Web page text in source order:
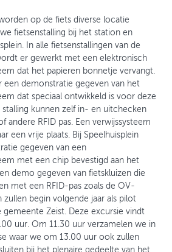
op de fiets diverse locatie
fietsenstalling bij het station en
In alle fietsenstallingen van de
er gewerkt met een elektronisch
dat het papieren bonnetje vervangt.
een demonstratie gegeven van het
dat speciaal ontwikkeld is voor deze
stalling kunnen zelf in- en uitchecken
andere RFID pas. Een verwijssysteem
een vrije plaats. Bij Speelhuisplein
gegeven van een
met een chip bevestigd aan het
demo gegeven van fietskluizen die
met een RFID-pas zoals de OV-
zullen begin volgende jaar als pilot
gemeente Zeist. Deze excursie vindt
uur. Om 11.30 uur verzamelen we in
waar we om 13.00 uur ook zullen
bij het plenaire gedeelte van het